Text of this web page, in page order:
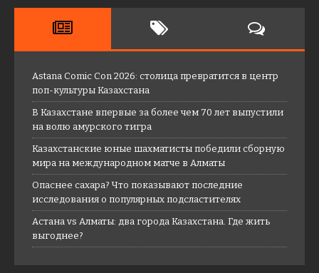
Astana Comic Con 2026: столица превратится в центр
поп-культуры Казахстана
В Казахстане впервые за более чем 70 лет выпустили
на волю амурского тигра
Казахстанские юные шахматисты победили сборную
мира на международном матче в Алматы
Опаснее сахара? Что показывают последние
исследования о популярных подсластителях
Астана vs Алматы: два города Казахстана. Где жить
выгоднее?